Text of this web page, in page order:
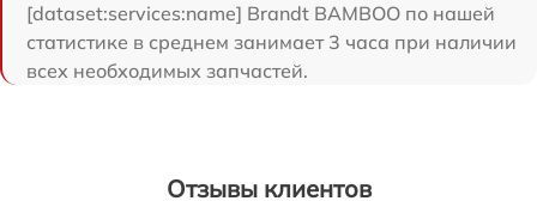
[dataset:services:name] Brandt BAMBOO по нашей
статистике в среднем занимает 3 часа при наличии
всех необходимых запчастей.
Отзывы клиентов